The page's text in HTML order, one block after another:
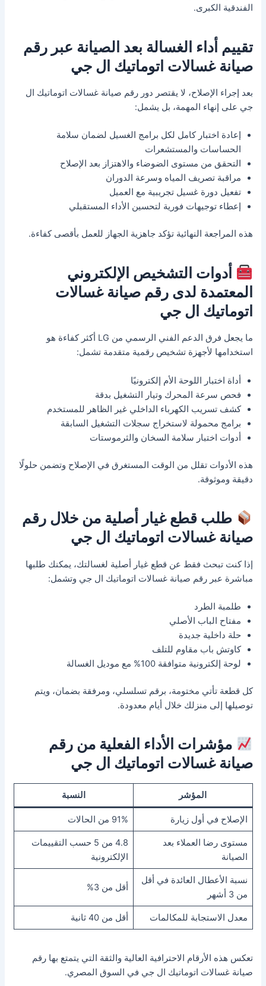
الفندقية الكبرى.
تقييم أداء الغسالة بعد الصيانة عبر رقم
صيانة غسالات اتوماتيك ال جي
بعد إجراء الإصلاح، لا يقتصر دور رقم صيانة غسالات اتوماتيك ال
جي على إنهاء المهمة، بل يشمل:
إعادة اختبار كامل لكل برامج الغسيل لضمان سلامة
الحساسات والمستشعرات
التحقق من مستوى الضوضاء والاهتزاز بعد الإصلاح
مراقبة تصريف المياه وسرعة الدوران
تفعيل دورة غسيل تجريبية مع العميل
إعطاء توجيهات فورية لتحسين الأداء المستقبلي
هذه المراجعة النهائية تؤكد جاهزية الجهاز للعمل بأقصى كفاءة.
أدوات التشخيص الإلكتروني
المعتمدة لدى رقم صيانة غسالات
اتوماتيك ال جي
ما يجعل فرق الدعم الفني الرسمي من LG أكثر كفاءة هو
استخدامها لأجهزة تشخيص رقمية متقدمة تشمل:
أداة اختبار اللوحة الأم إلكترونيًا
فحص سرعة المحرك وتيار التشغيل بدقة
كشف تسريب الكهرباء الداخلي غير الظاهر للمستخدم
برامج محمولة لاستخراج سجلات التشغيل السابقة
أدوات اختبار سلامة السخان والثرموستات
هذه الأدوات تقلل من الوقت المستغرق في الإصلاح وتضمن حلولًا
دقيقة وموثوقة.
طلب قطع غيار أصلية من خلال رقم
صيانة غسالات اتوماتيك ال جي
إذا كنت تبحث فقط عن قطع غيار أصلية لغسالتك، يمكنك طلبها
مباشرة عبر رقم صيانة غسالات اتوماتيك ال جي وتشمل:
طلمبة الطرد
مفتاح الباب الأصلي
حلة داخلية جديدة
كاوتش باب مقاوم للتلف
لوحة إلكترونية متوافقة 100% مع موديل الغسالة
كل قطعة تأتي مختومة، برقم تسلسلي، ومرفقة بضمان، ويتم
توصيلها إلى منزلك خلال أيام معدودة.
مؤشرات الأداء الفعلية من رقم
صيانة غسالات اتوماتيك ال جي
المؤشر النسبة
الإصلاح في أول زيارة 91% من الحالات
مستوى رضا العملاء بعد
الصيانة
4.8 من 5 حسب التقييمات
الإلكترونية
نسبة الأعطال العائدة في أقل
من 3 أشهر
أقل من 3%
معدل الاستجابة للمكالمات أقل من 40 ثانية
تعكس هذه الأرقام الاحترافية العالية والثقة التي يتمتع بها رقم
صيانة غسالات اتوماتيك ال جي في السوق المصري.